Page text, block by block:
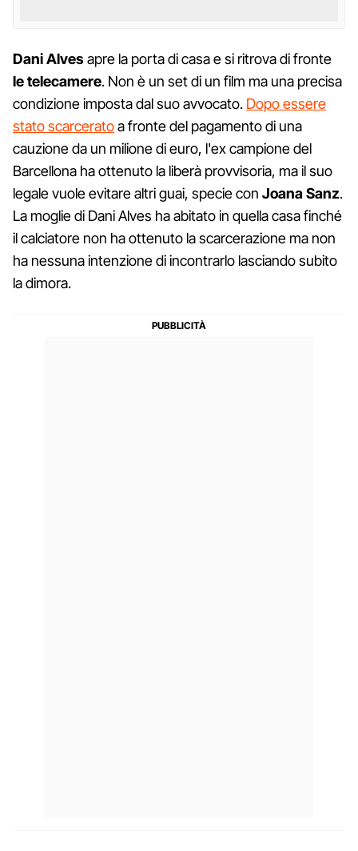
Dani Alvesapre la porta di casa e si ritrova di fronte
le telecamere. Non è un set di un film ma una precisa
condizione imposta dal suo avvocato. Dopo essere
stato scarceratoa fronte del pagamento di una
cauzione da un milione di euro, l'ex campione del
Barcellona ha ottenuto la liberà provvisoria, ma il suo
legale vuole evitare altri guai, specie con Joana Sanz.
La moglie di Dani Alves ha abitato in quella casa finché
il calciatore non ha ottenuto la scarcerazione ma non
ha nessuna intenzione di incontrarlo lasciando subito
la dimora.